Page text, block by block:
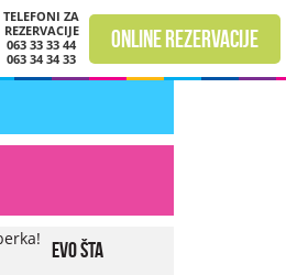
TELEFONI ZA
REZERVACIJE
063 33 33 44
063 34 34 33
online rezervacije
Evo šta